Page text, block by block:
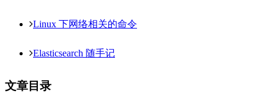
Linux 下网络相关的命令
Elasticsearch 随手记
文章目录